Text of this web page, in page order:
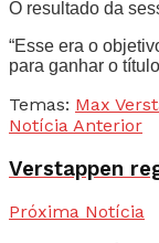
O resultado da
“Esse era o
para ganhar o
Temas: Max
Notícia Anterior
Verstappen
Próxima Notícia